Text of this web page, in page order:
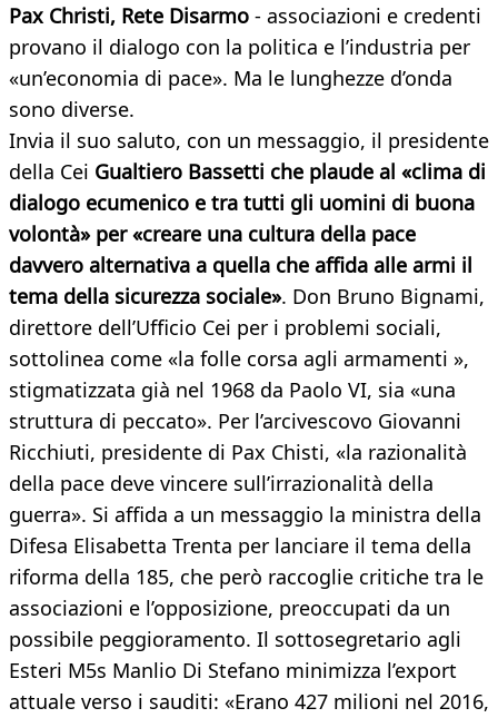
Pax Christi, Rete Disarmo - associazioni e credenti
provano il dialogo con la politica e l’industria per
«un’economia di pace». Ma le lunghezze d’onda
sono diverse.
Invia il suo saluto, con un messaggio, il presidente
della Cei Gualtiero Bassetti che plaude al «clima di
dialogo ecumenico e tra tutti gli uomini di buona
volontà» per «creare una cultura della pace
davvero alternativa a quella che affida alle armi il
tema della sicurezza sociale». Don Bruno Bignami,
direttore dell’Ufficio Cei per i problemi sociali,
sottolinea come «la folle corsa agli armamenti »,
stigmatizzata già nel 1968 da Paolo VI, sia «una
struttura di peccato». Per l’arcivescovo Giovanni
Ricchiuti, presidente di Pax Chisti, «la razionalità
della pace deve vincere sull’irrazionalità della
guerra». Si affida a un messaggio la ministra della
Difesa Elisabetta Trenta per lanciare il tema della
riforma della 185, che però raccoglie critiche tra le
associazioni e l’opposizione, preoccupati da un
possibile peggioramento. Il sottosegretario agli
Esteri M5s Manlio Di Stefano minimizza l’export
attuale verso i sauditi: «Erano 427 milioni nel 2016,